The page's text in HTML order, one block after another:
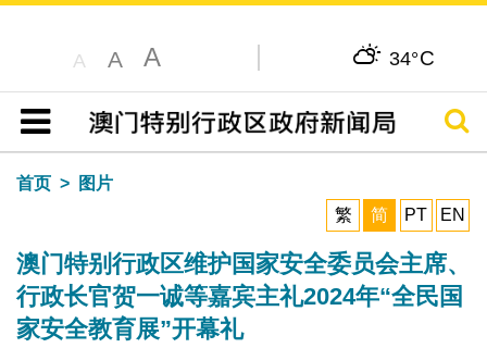
A A A 34°C
目录
搜寻
首页
图片
繁
简 PT EN
澳门特别行政区维护国家安全委员会主席、
行政长官贺一诚等嘉宾主礼2024年“全民国
家安全教育展”开幕礼